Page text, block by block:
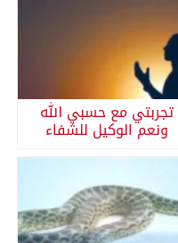
تجربتي مع حسبي الله
ونعم الوكيل للشفاء